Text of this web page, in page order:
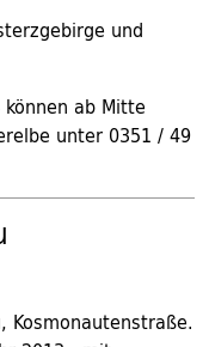
und
ab Mitte
unter 0351 / 49
Kosmonautenstraße.